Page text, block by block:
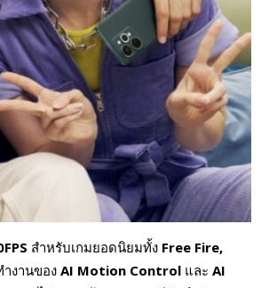
สำหรับเกมยอดนิยมทั้ง Free Fire,
ำงานของAI Motion Control และ AI